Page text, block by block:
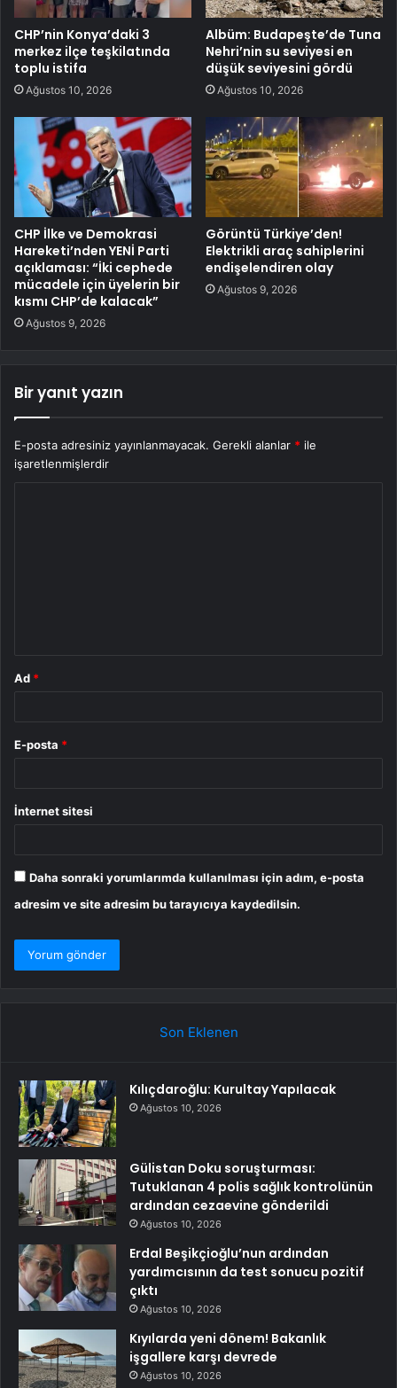
CHP’nin Konya’daki 3
merkez ilçe teşkilatında
toplu istifa
Ağustos 10, 2026
Albüm: Budapeşte’de Tuna
Nehri’nin su seviyesi en
düşük seviyesini gördü
Ağustos 10, 2026
CHP İlke ve Demokrasi
Hareketi’nden YENİ Parti
açıklaması: “İki cephede
mücadele için üyelerin bir
kısmı CHP’de kalacak”
Ağustos 9, 2026
Görüntü Türkiye’den!
Elektrikli araç sahiplerini
endişelendiren olay
Ağustos 9, 2026
Bir yanıt yazın
E-posta adresiniz yayınlanmayacak. Gerekli alanlar * ile
işaretlenmişlerdir
Ad *
E-posta *
İnternet sitesi
Daha sonraki yorumlarımda kullanılması için adım, e-posta
adresim ve site adresim bu tarayıcıya kaydedilsin.
Son Eklenen
Kılıçdaroğlu: Kurultay Yapılacak
Ağustos 10, 2026
Gülistan Doku soruşturması:
Tutuklanan 4 polis sağlık kontrolünün
ardından cezaevine gönderildi
Ağustos 10, 2026
Erdal Beşikçioğlu’nun ardından
yardımcısının da test sonucu pozitif
çıktı
Ağustos 10, 2026
Kıyılarda yeni dönem! Bakanlık
işgallere karşı devrede
Ağustos 10, 2026